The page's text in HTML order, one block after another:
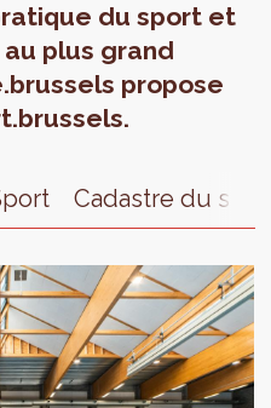
du sport et
plus grand
propose
Cadastre du